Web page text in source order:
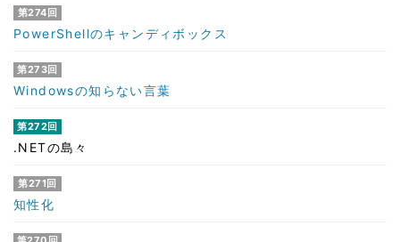
第274回
PowerShellのキャンディボックス
第273回
Windowsの知らない言葉
第272回
.NETの島々
第271回
知性化